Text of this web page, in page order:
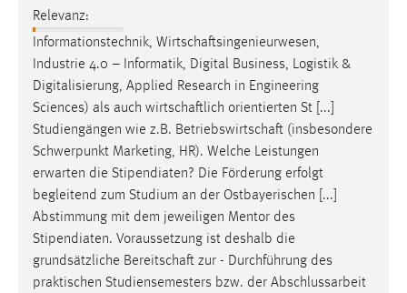
Relevanz:
Informationstechnik, Wirtschaftsingenieurwesen,
Industrie 4.0 – Informatik, Digital Business, Logistik &
Digitalisierung, Applied Research in Engineering
Sciences) als auch wirtschaftlich orientierten St [...]
Studiengängen wie z.B. Betriebswirtschaft (insbesondere
Schwerpunkt Marketing, HR). Welche Leistungen
erwarten die Stipendiaten? Die Förderung erfolgt
begleitend zum Studium an der Ostbayerischen [...]
Abstimmung mit dem jeweiligen Mentor des
Stipendiaten. Voraussetzung ist deshalb die
grundsätzliche Bereitschaft zur - Durchführung des
praktischen Studiensemesters bzw. der Abschlussarbeit